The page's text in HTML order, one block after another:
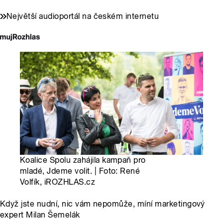
Největší audioportál na českém internetu
Koalice Spolu zahájila kampaň pro
mladé, Jdeme volit. | Foto: René
Volfík, iROZHLAS.cz
Když jste nudní, nic vám nepomůže, míní marketingový
expert Milan Šemelák